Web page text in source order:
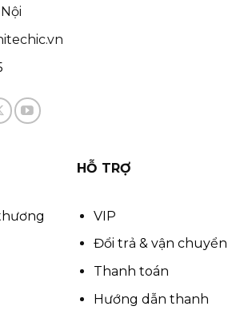
HỖ TRỢ
VIP
Đổi trả & vận chuyển
Thanh toán
Hướng dẫn thanh